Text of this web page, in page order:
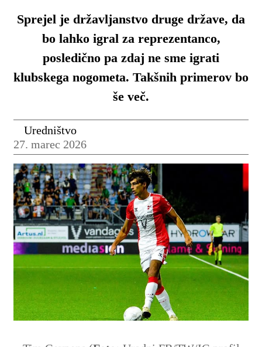
Sprejel je državljanstvo druge države, da
bo lahko igral za reprezentanco,
posledično pa zdaj ne sme igrati
klubskega nogometa. Takšnih primerov bo
še več.
Uredništvo
27. marec 2026